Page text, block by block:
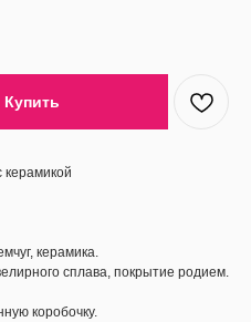
Купить
керамика.
сплава, покрытие родием.
коробочку.